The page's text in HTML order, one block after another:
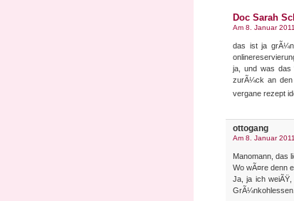
Doc Sarah
Am 8. Januar
das ist ja
ja, und was das
zurÃ¼ck an den
vergane rezept
ottogang
Am 8. Januar
Manomann, das
Wo wÃ¤re denn
Ja, ja ich
GrÃ¼nkohlessen.